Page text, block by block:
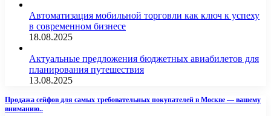
Автоматизация мобильной торговли как ключ к успеху
в современном бизнесе
18.08.2025
Актуальные предложения бюджетных авиабилетов для
планирования путешествия
13.08.2025
Продажа сейфов для самых требовательных покупателей в Москве ― вашему
вниманию..